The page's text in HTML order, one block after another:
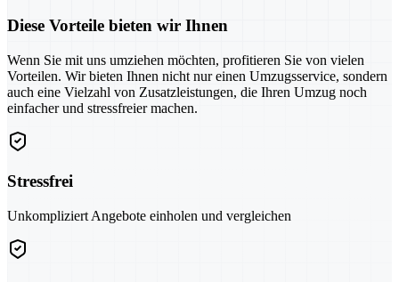
Diese Vorteile bieten wir Ihnen
Wenn Sie mit uns umziehen möchten, profitieren Sie von vielen
Vorteilen. Wir bieten Ihnen nicht nur einen Umzugsservice, sondern
auch eine Vielzahl von Zusatzleistungen, die Ihren Umzug noch
einfacher und stressfreier machen.
Stressfrei
Unkompliziert Angebote einholen und vergleichen